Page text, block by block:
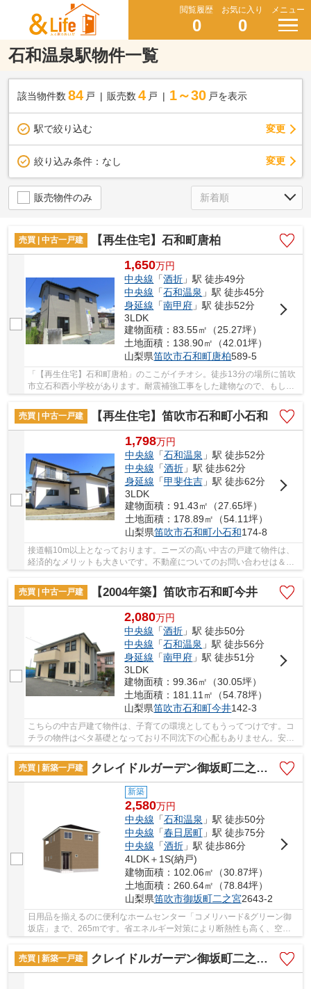
閲覧履歴
0
お気に入り
0
メニュー
石和温泉駅物件一覧
該当物件数 84 戸 販売数 4 戸 1～30 戸を表示
駅で絞り込む 変更
絞り込み条件： なし 変更
販売物件のみ
売買 | 中古一戸建 【再生住宅】石和町唐柏
1,650万円
中央線 「酒折 」駅 徒歩49分
中央線 「石和温泉 」駅 徒歩45分
身延線 「南甲府 」駅 徒歩52分
3LDK
建物面積：83.55㎡（25.27坪）
土地面積：138.90㎡（42.01坪）
山梨県笛吹市石和町唐柏589-5
「【再生住宅】石和町唐柏」のここがイチオシ。徒歩13分の場所に笛吹
市立石和西小学校があります。耐震補強工事をした建物なので、もしも
売買 | 中古一戸建
【再生住宅】笛吹市石和町小石和
1,798万円
中央線 「石和温泉 」駅 徒歩52分
中央線 「酒折」駅 徒歩62分
身延線 「甲斐住吉」駅 徒歩62分
3LDK
建物面積：91.43㎡（27.65坪）
土地面積：178.89㎡（54.11坪）
山梨県笛吹市石和町小石和174-8
接道幅10m以上となっております。ニーズの高い中古の戸建て物件は、
経済的なメリットも大きいです。不動産についてのお問い合わせは＆
売買 | 中古一戸建
【2004年築】笛吹市石和町今井
2,080万円
中央線 「酒折 」駅 徒歩50分
中央線 「石和温泉 」駅 徒歩56分
身延線 「南甲府 」駅 徒歩51分
3LDK
建物面積：99.36㎡（30.05坪）
土地面積：181.11㎡（54.78坪）
山梨県笛吹市石和町今井142-3
こちらの中古戸建て物件は、子育ての環境としてもうってつけです。コ
チラの物件はベタ基礎となっており不同沈下の心配もありません。安心
売買 | 新築一戸建
クレイドルガーデン御坂町二之宮第2 1号棟
新築
2,580万円
中央線 「石和温泉 」駅 徒歩50分
中央線 「春日居町」駅 徒歩75分
中央線 「酒折」駅 徒歩86分
4LDK＋1S(納戸)
建物面積：102.06㎡（30.87坪）
土地面積：260.64㎡（78.84坪）
山梨県笛吹市御坂町二之宮2643-2
日用品を揃えるのに便利なホームセンター「コメリハード&グリーン御
坂店」まで、265mです。省エネルギー対策により断熱性も高く、空調
設備費も抑えられます。快適な住環境を支える...
売買 | 新築一戸建
クレイドルガーデン御坂町二之宮第2 2号棟